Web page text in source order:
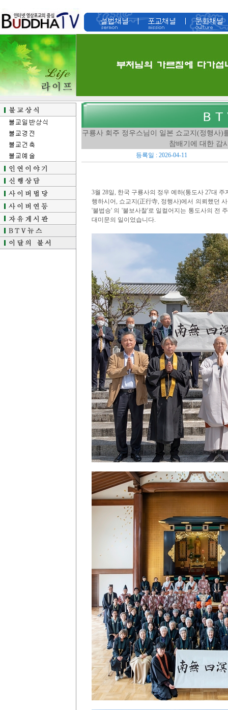
구룡사 회주 정우스님이 일본 쇼교지(정행사
참배기에 대한 감
등록일 : 2026-04-11
3월 28일, 한국 구룡사의 정우 예하(통도사 27대
행하시어, 쇼교지(正行寺, 정행사)에서 의뢰했던
'불법승' 의 '불보사찰'로 일컬어지는 통도사의 전
대미문의 일이었습니다.